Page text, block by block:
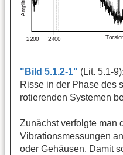
"Bild 5.1.2-1" (Lit. 5.1-
Risse in der Phase des
rotierenden Systemen
Zunächst verfolgte man
Vibrationsmessungen
oder Gehäusen. Damit